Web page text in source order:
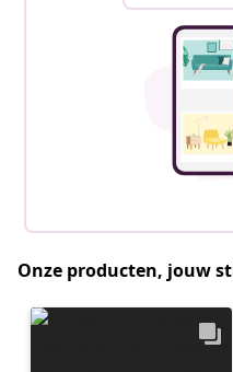
Onze producten, jouw